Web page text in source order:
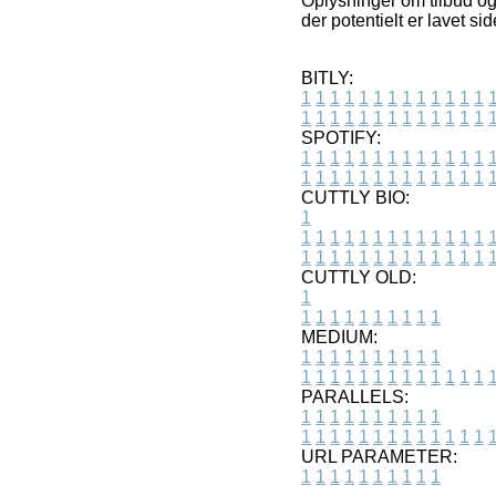
der potentielt er lavet
BITLY:
1 1 1 1 1 1 1 1 1 1 1 1 1 1
1 1 1 1 1 1 1 1 1 1 1 1 1 1
SPOTIFY:
1 1 1 1 1 1 1 1 1 1 1 1 1 1
1 1 1 1 1 1 1 1 1 1 1 1 1 1
CUTTLY BIO:
1
1 1 1 1 1 1 1 1 1 1 1 1 1 1
1 1 1 1 1 1 1 1 1 1 1 1 1 1
CUTTLY OLD:
1
1 1 1 1 1 1 1 1 1 1
MEDIUM:
1 1 1 1 1 1 1 1 1 1
1 1 1 1 1 1 1 1 1 1 1 1 1 1
PARALLELS:
1 1 1 1 1 1 1 1 1 1
1 1 1 1 1 1 1 1 1 1 1 1 1 1
URL PARAMETER:
1 1 1 1 1 1 1 1 1 1